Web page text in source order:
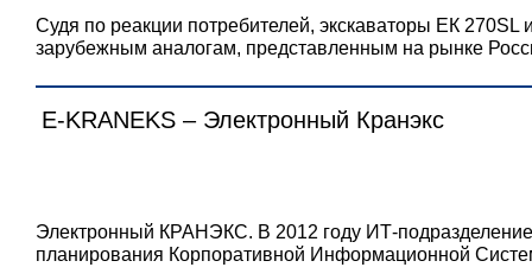
Судя по реакции потребителей, экскаваторы ЕК 270SL
зарубежным аналогам, представленным на рынке
E-KRANEKS – Электронный Кранэкс
Электронный КРАНЭКС. В 2012 году ИТ-
планирования Корпоративной Информационной